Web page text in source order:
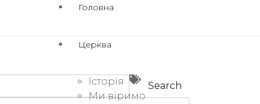
Головна
Церква
Історія
Ми віримо
Search